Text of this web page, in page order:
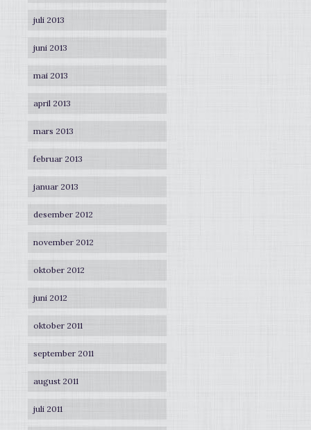
juli 2013
juni 2013
mai 2013
april 2013
mars 2013
februar 2013
januar 2013
desember 2012
november 2012
oktober 2012
juni 2012
oktober 2011
september 2011
august 2011
juli 2011